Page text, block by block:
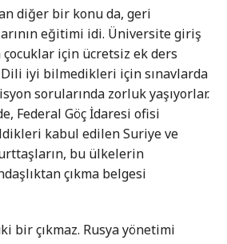
diğer bir konu da, geri
eğitimi idi. Üniversite giriş
çocuklar için ücretsiz ek ders
iyi bilmedikleri için sınavlarda
sorularında zorluk yaşıyorlar.
Federal Göç İdaresi ofisi
kabul edilen Suriye ve
bu ülkelerin
çıkma belgesi
bir çıkmaz. Rusya yönetimi